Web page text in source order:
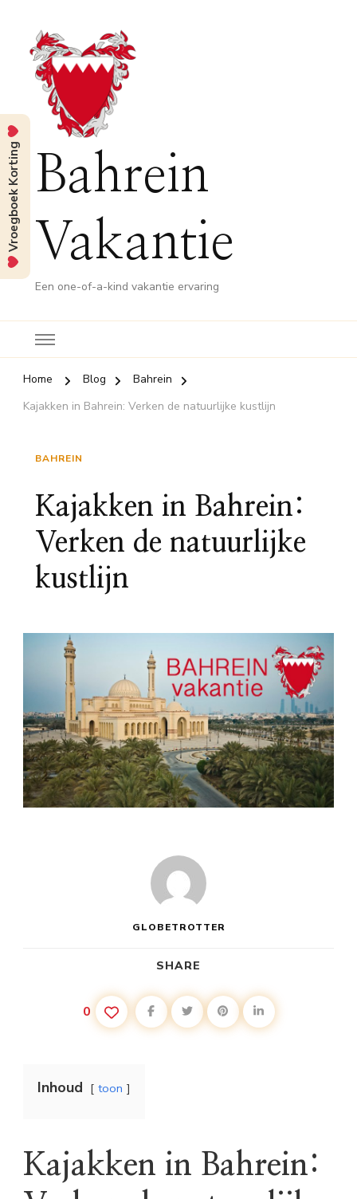
Bahrein
Vakantie
Een one-of-a-kind vakantie ervaring
Home Blog
Bahrein
Kajakken in Bahrein: Verken de natuurlijke kustlijn
BAHREIN
Kajakken in Bahrein:
Verken de natuurlijke
kustlijn
GLOBETROTTER
SHARE
0
Inhoud toon
Kajakken in Bahrein:
Vroegboek Korting